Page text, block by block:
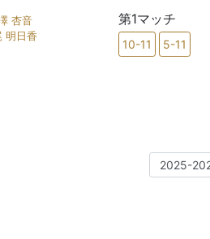
杏音
明日香
第1マッチ
10-11 5-11